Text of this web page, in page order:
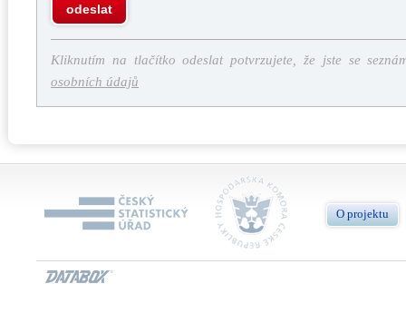
odeslat
Kliknutím na tlačítko odeslat potvrzujete, že jste se
osobních údajů
O projektu